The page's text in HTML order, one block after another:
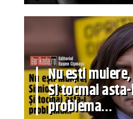
Nu ești
Și tocmai
problema…